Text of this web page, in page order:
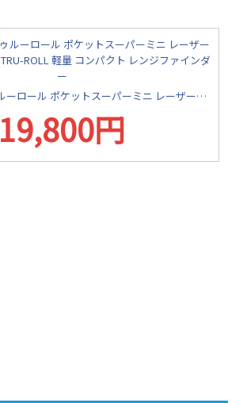
【TVで紹介】トゥルーロール ポケットスーパーミニ レーザー距離計 距離測定器 TRU-ROLL 軽量 コンパクト レンジファインダー
19,800円